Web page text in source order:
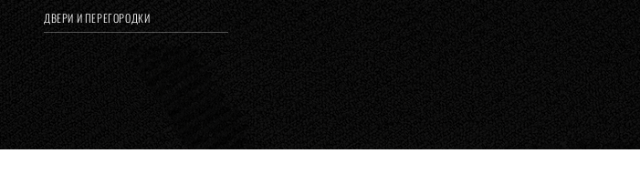
ДВЕРИ И ПЕРЕГОРОДКИ